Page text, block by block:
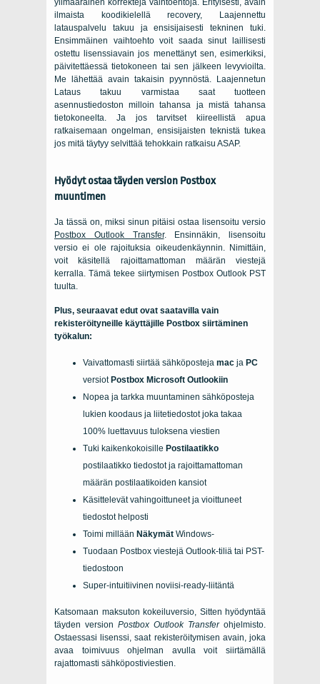
ylimääräinen korrekteja vaihtoehtoja. Erityisesti, avain
ilmaista koodikielellä recovery, Laajennettu
latauspalvelu takuu ja ensisijaisesti tekninen tuki.
Ensimmäinen vaihtoehto voit saada sinut laillisesti
ostettu lisenssiavain jos menettänyt sen, esimerkiksi,
päivitettäessä tietokoneen tai sen jälkeen levyvioilta.
Me lähettää avain takaisin pyynnöstä. Laajennetun
Lataus takuu varmistaa saat tuotteen
asennustiedoston milloin tahansa ja mistä tahansa
tietokoneelta. Ja jos tarvitset kiireellistä apua
ratkaisemaan ongelman, ensisijaisten teknistä tukea
jos mitä täytyy selvittää tehokkain ratkaisu ASAP.
Hyödyt ostaa täyden version Postbox
muuntimen
Ja tässä on, miksi sinun pitäisi ostaa lisensoitu versio
Postbox Outlook Transfer. Ensinnäkin, lisensoitu
versio ei ole rajoituksia oikeudenkäynnin. Nimittäin,
voit käsitellä rajoittamattoman määrän viestejä
kerralla. Tämä tekee siirtymisen Postbox Outlook PST
tuulta.
Plus, seuraavat edut ovat saatavilla vain
rekisteröityneille käyttäjille Postbox siirtäminen
työkalun:
Vaivattomasti siirtää sähköposteja mac ja PC
versiot Postbox Microsoft Outlookiin
Nopea ja tarkka muuntaminen sähköposteja
lukien koodaus ja liitetiedostot joka takaa
100% luettavuus tuloksena viestien
Tuki kaikenkokoisille Postilaatikko
postilaatikko tiedostot ja rajoittamattoman
määrän postilaatikoiden kansiot
Käsittelevät vahingoittuneet ja vioittuneet
tiedostot helposti
Toimi millään Näkymät Windows-
Tuodaan Postbox viestejä Outlook-tiliä tai PST-
tiedostoon
Super-intuitiivinen noviisi-ready-liitäntä
Katsomaan maksuton kokeiluversio, Sitten hyödyntää
täyden version Postbox Outlook Transferohjelmisto.
Ostaessasi lisenssi, saat rekisteröitymisen avain, joka
avaa toimivuus ohjelman avulla voit siirtämällä
rajattomasti sähköpostiviestien.